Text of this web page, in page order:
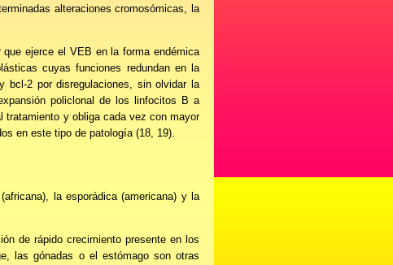
alteraciones cromosómicas, la
ejerce el VEB en la forma endémica
cuyas funciones redundan en la
bcl-2 por disregulaciones, sin olvidar la
policlonal de los linfocitos B a
tratamiento y obliga cada vez con mayor
en este tipo de patología (18, 19).
la esporádica (americana) y la
de rápido crecimiento presente en los
las gónadas o el estómago son otras